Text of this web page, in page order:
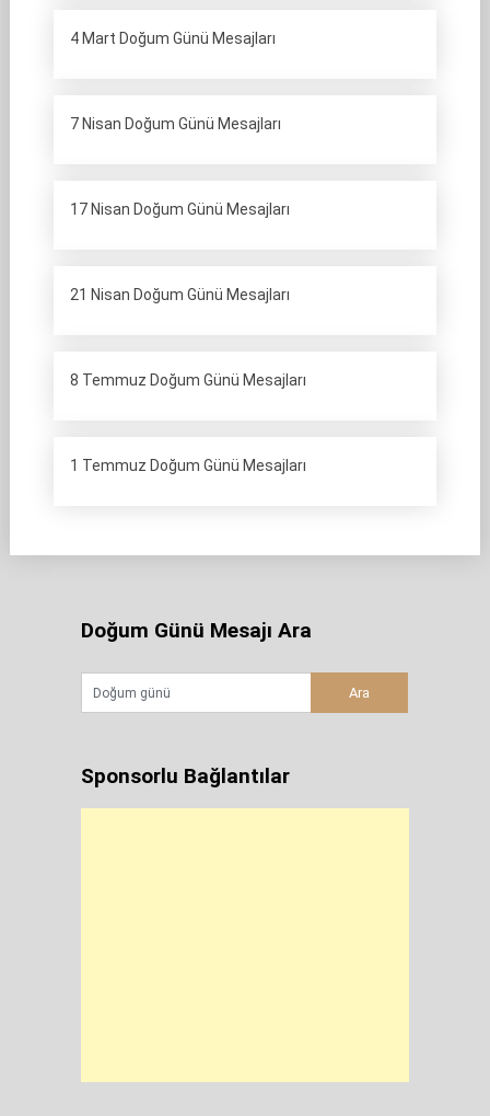
4 Mart Doğum Günü Mesajları
7 Nisan Doğum Günü Mesajları
17 Nisan Doğum Günü Mesajları
21 Nisan Doğum Günü Mesajları
8 Temmuz Doğum Günü Mesajları
1 Temmuz Doğum Günü Mesajları
Doğum Günü Mesajı Ara
Sponsorlu Bağlantılar